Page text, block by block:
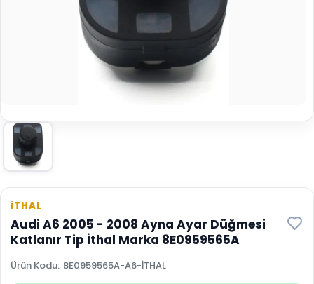
İTHAL
Audi A6 2005 - 2008 Ayna Ayar Düğmesi
Katlanır Tip İthal Marka 8E0959565A
Ürün Kodu: 8E0959565A-A6-İTHAL